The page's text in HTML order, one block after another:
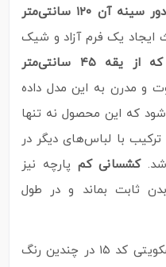
ایجاد یک فرم آزاد و شیک
۴۵ سانتی‌متر
و مدرن به این مدل داده
که این محصول نه تنها
ترکیب با لباس‌های دیگر در
کشسانی کم پارچه نیز
ثابت بماند و در طول
از نظر رنگ‌بندی، تیشرت لش بیسکویتی کد ۱۵ در چندین رنگ